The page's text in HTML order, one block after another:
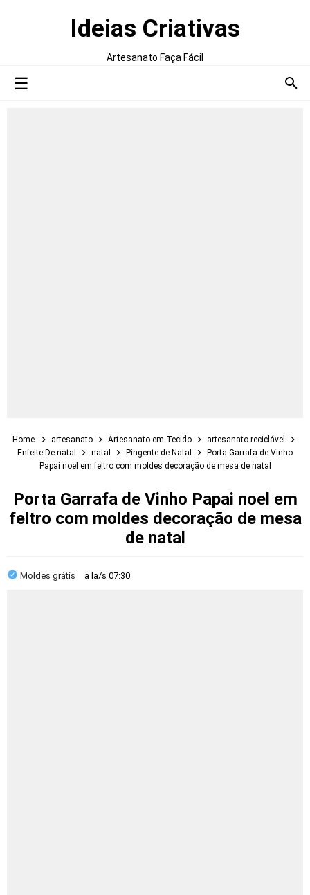
Ideias Criativas
Artesanato Faça Fácil
Home artesanato Artesanato em Tecido
artesanato reciclável
Enfeite De natal
natal Pingente de Natal
Porta Garrafa de Vinho
Papai noel em feltro com moldes decoração de mesa de natal
Porta Garrafa de Vinho Papai noel em
feltro com moldes decoração de mesa
de natal
Moldes grátis a la/s 07:30